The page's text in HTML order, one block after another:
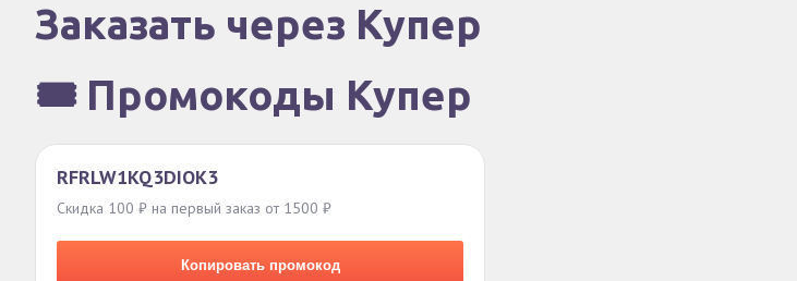
Заказать через Купер
🎟️ Промокоды Купер
RFRLW1KQ3DIOK3
Скидка 100 ₽ на первый заказ от 1500 ₽
Копировать промокод